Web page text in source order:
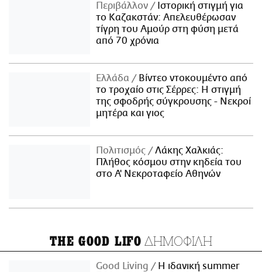
Περιβάλλον
Ιστορική στιγμή για
το Καζακστάν: Απελευθέρωσαν
τίγρη του Αμούρ στη φύση μετά
από 70 χρόνια
Ελλάδα
Βίντεο ντοκουμέντο από
το τροχαίο στις Σέρρες: Η στιγμή
της σφοδρής σύγκρουσης - Νεκροί
μητέρα και γιος
Πολιτισμός
Λάκης Χαλκιάς:
Πλήθος κόσμου στην κηδεία του
στο Α' Νεκροταφείο Αθηνών
THE GOOD LIFO ΔΗΜΟΦΙΛΗ
Good Living
Η ιδανική summer